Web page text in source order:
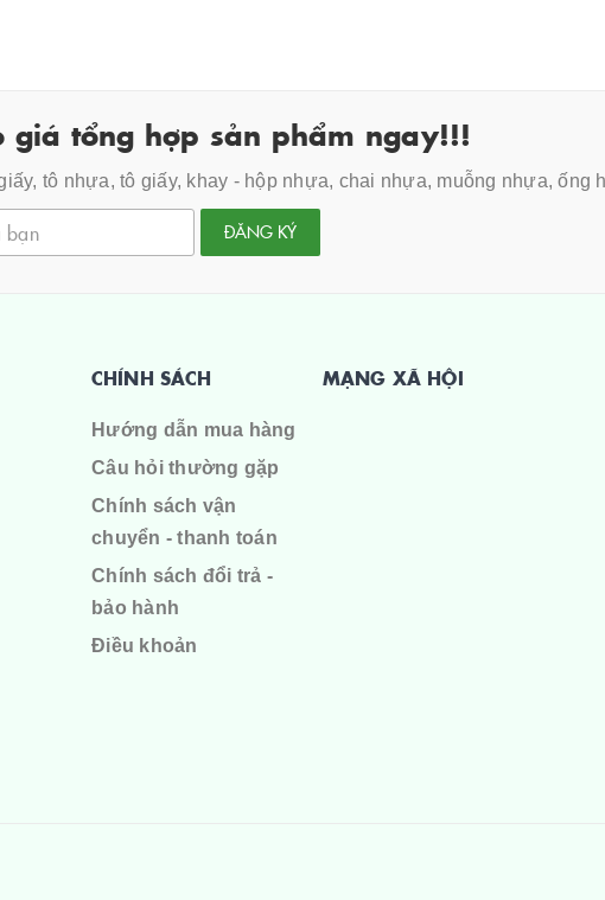
giá tổng hợp sản phẩm ngay!!!
tô nhựa, tô giấy, khay - hộp nhựa, chai nhựa, muỗng nhựa, ống
ĐĂNG KÝ
CHÍNH SÁCH
Hướng dẫn mua hàng
Câu hỏi thường gặp
Chính sách vận
chuyển - thanh toán
Chính sách đổi trả -
bảo hành
Điều khoản
MẠNG XÃ HỘI